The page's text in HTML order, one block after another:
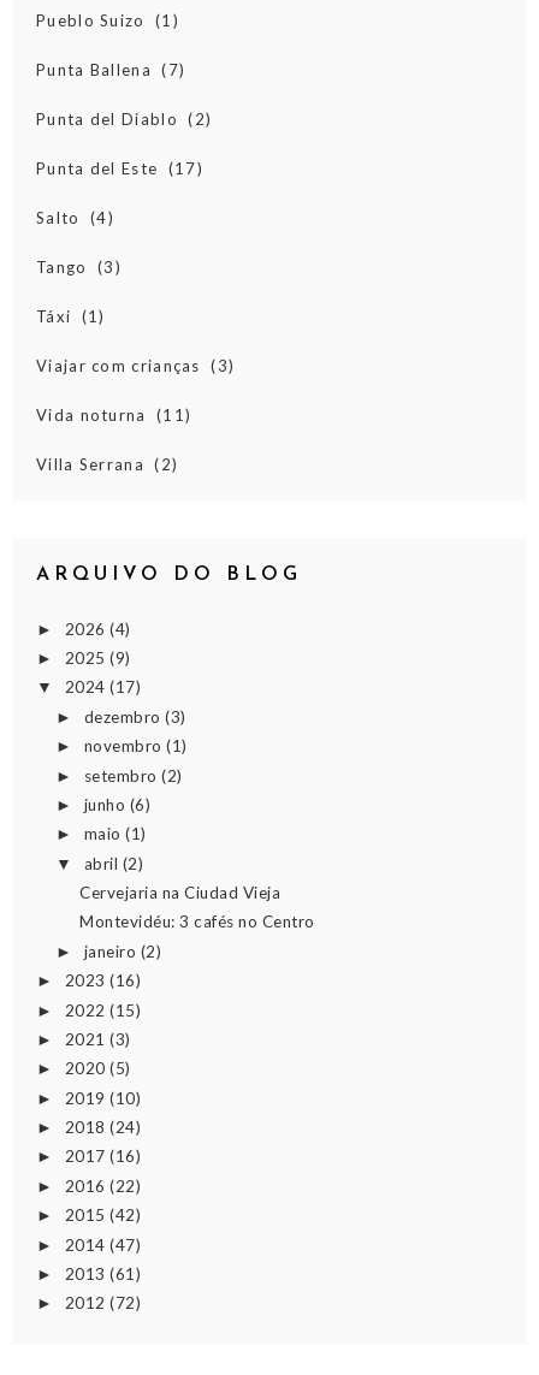
Pueblo Suizo (1)
Punta Ballena (7)
Punta del Diablo (2)
Punta del Este (17)
Salto (4)
Tango (3)
Táxi (1)
Viajar com crianças (3)
Vida noturna (11)
Villa Serrana (2)
ARQUIVO DO BLOG
► 2026 (4)
► 2025 (9)
▼ 2024 (17)
► dezembro(3)
► novembro(1)
► setembro(2)
► junho (6)
► maio(1)
▼ abril (2)
Cervejaria na Ciudad Vieja
Montevidéu: 3 cafés no Centro
► janeiro (2)
► 2023 (16)
► 2022 (15)
► 2021 (3)
► 2020 (5)
► 2019 (10)
► 2018 (24)
► 2017 (16)
► 2016 (22)
► 2015 (42)
► 2014 (47)
► 2013 (61)
► 2012 (72)